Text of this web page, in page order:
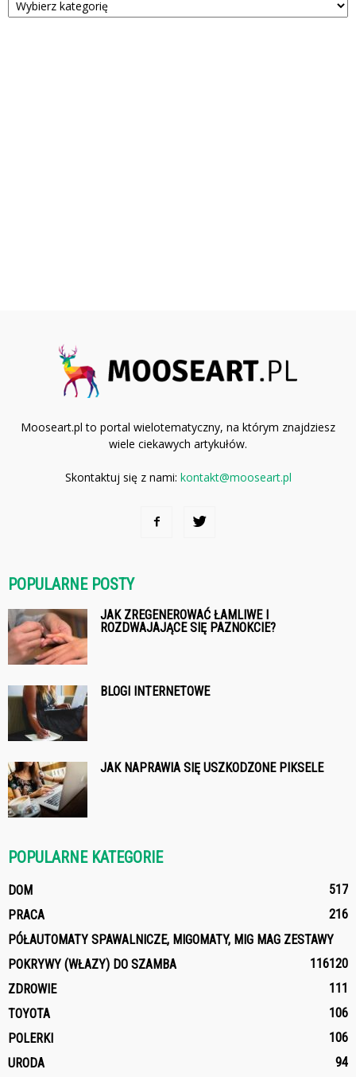
Mooseart.pl to portal wielotematyczny, na którym znajdziesz
wiele ciekawych artykułów.
Skontaktuj się z nami: kontakt@mooseart.pl
POPULARNE POSTY
JAK ZREGENEROWAĆ ŁAMLIWE I
ROZDWAJAJĄCE SIĘ PAZNOKCIE?
BLOGI INTERNETOWE
JAK NAPRAWIA SIĘ USZKODZONE PIKSELE
POPULARNE KATEGORIE
DOM
517
PRACA
216
PÓŁAUTOMATY SPAWALNICZE, MIGOMATY, MIG MAG ZESTAWY
120
POKRYWY (WŁAZY) DO SZAMBA
116
ZDROWIE
111
TOYOTA
106
POLERKI
106
URODA
94